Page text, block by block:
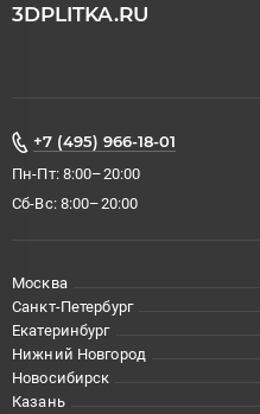
3DPLITKA.RU
+7 (495) 966-18-01
Пн-Пт: 8:00–20:00
Сб-Вс: 8:00–20:00
Москва
Санкт-Петербург
Екатеринбург
Нижний Новгород
Новосибирск
Казань